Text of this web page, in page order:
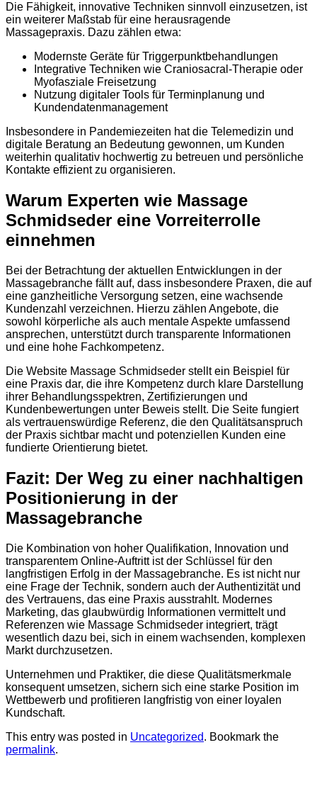
Die Fähigkeit, innovative Techniken sinnvoll einzusetzen, ist
ein weiterer Maßstab für eine herausragende
Massagepraxis. Dazu zählen etwa:
Modernste Geräte für Triggerpunktbehandlungen
Integrative Techniken wie Craniosacral-Therapie oder
Myofasziale Freisetzung
Nutzung digitaler Tools für Terminplanung und
Kundendatenmanagement
Insbesondere in Pandemiezeiten hat die Telemedizin und
digitale Beratung an Bedeutung gewonnen, um Kunden
weiterhin qualitativ hochwertig zu betreuen und persönliche
Kontakte effizient zu organisieren.
Warum Experten wie Massage
Schmidseder eine Vorreiterrolle
einnehmen
Bei der Betrachtung der aktuellen Entwicklungen in der
Massagebranche fällt auf, dass insbesondere Praxen, die auf
eine ganzheitliche Versorgung setzen, eine wachsende
Kundenzahl verzeichnen. Hierzu zählen Angebote, die
sowohl körperliche als auch mentale Aspekte umfassend
ansprechen, unterstützt durch transparente Informationen
und eine hohe Fachkompetenz.
Die Website Massage Schmidseder stellt ein Beispiel für
eine Praxis dar, die ihre Kompetenz durch klare Darstellung
ihrer Behandlungsspektren, Zertifizierungen und
Kundenbewertungen unter Beweis stellt. Die Seite fungiert
als vertrauenswürdige Referenz, die den Qualitätsanspruch
der Praxis sichtbar macht und potenziellen Kunden eine
fundierte Orientierung bietet.
Fazit: Der Weg zu einer nachhaltigen
Positionierung in der
Massagebranche
Die Kombination von hoher Qualifikation, Innovation und
transparentem Online-Auftritt ist der Schlüssel für den
langfristigen Erfolg in der Massagebranche. Es ist nicht nur
eine Frage der Technik, sondern auch der Authentizität und
des Vertrauens, das eine Praxis ausstrahlt. Modernes
Marketing, das glaubwürdig Informationen vermittelt und
Referenzen wie Massage Schmidseder integriert, trägt
wesentlich dazu bei, sich in einem wachsenden, komplexen
Markt durchzusetzen.
Unternehmen und Praktiker, die diese Qualitätsmerkmale
konsequent umsetzen, sichern sich eine starke Position im
Wettbewerb und profitieren langfristig von einer loyalen
Kundschaft.
This entry was posted in Uncategorized. Bookmark the
permalink.